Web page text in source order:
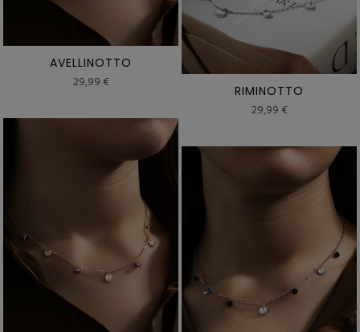
AVELLINOTTO
29,99 € RIMINOTTO
29,99 €